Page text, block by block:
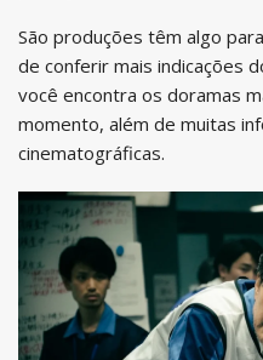
São produções têm algo
de conferir mais indicações
você encontra os doramas
momento, além de muitas
cinematográficas.